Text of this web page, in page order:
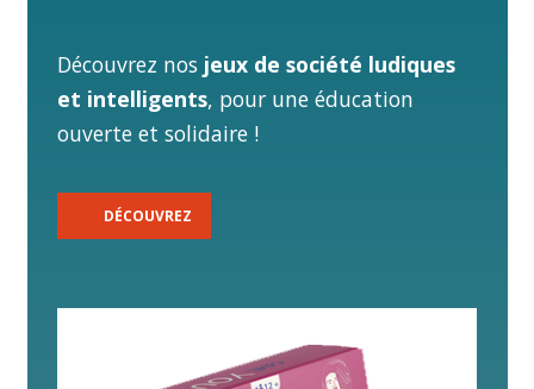
Découvrez nos jeux de société ludiques
et intelligents, pour une éducation
ouverte et solidaire !
DÉCOUVREZ